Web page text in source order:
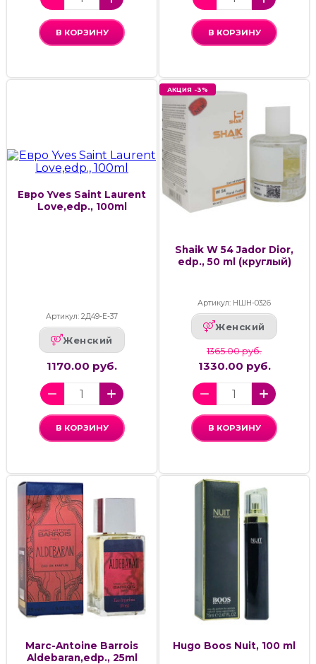
В КОРЗИНУ В КОРЗИНУ
Евро Yves Saint Laurent
Love,edp., 100ml
Артикул: 2Д49-Е-37
Женский
1170.00 руб.
В КОРЗИНУ
АКЦИЯ -3%
Shaik W 54 Jador Dior,
edp., 50 ml (круглый)
Артикул: НШН-0326
Женский
1365.00 руб.
1330.00 руб.
В КОРЗИНУ
Marc-Antoine Barrois
Aldebaran,edp., 25ml
Hugo Boos Nuit, 100 ml